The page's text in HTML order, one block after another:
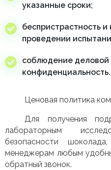
указанные сроки;
беспристрастность
проведении
соблюдение деловой
конфиденциальность.
Ценовая политика
Для получения
лабораторным
безопасности
менеджерам любым
обратный звонок.